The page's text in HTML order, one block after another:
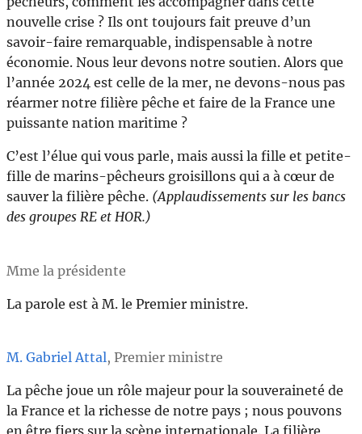
nouvelle crise ? Ils ont toujours fait preuve d’un
savoir-faire remarquable, indispensable à notre
économie. Nous leur devons notre soutien. Alors que
l’année 2024 est celle de la mer, ne devons-nous pas
réarmer notre filière pêche et faire de la France une
puissante nation maritime ?
C’est l’élue qui vous parle, mais aussi la fille et petite-
fille de marins-pêcheurs groisillons qui a à cœur de
sauver la filière pêche. (Applaudissements sur les bancs
des groupes RE et HOR.)
Mme la présidente
La parole est à M. le Premier ministre.
M. Gabriel Attal, Premier ministre
La pêche joue un rôle majeur pour la souveraineté de
la France et la richesse de notre pays ; nous pouvons